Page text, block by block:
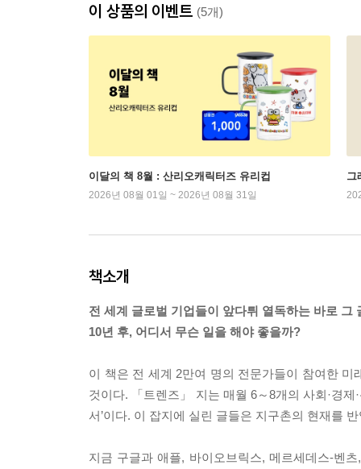
이 상품의 이벤트 (5개)
이달의 책 8월 : 산리오캐릭터즈 유리컵
2026년 08월 01일 ~ 2026년 08월 31일
그
책소개
전 세계 글로벌 기업들이 앞다튀 열독하는 바로 그
10년 후, 어디서 무슨 일을 해야 좋을까?
이 책은 전 세계 2만여 명의 전문가들이 참여한
것이다. 「트렌즈」 지는 매월 6～8개의 사회·경
서’이다. 이 잡지에 실린 글들은 지구촌의 현재를
지금 구글과 애플, 바이오브릭스, 메르세데스-벤